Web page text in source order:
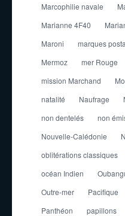
Marcophilie navale
Marianne 4F40
Maroni
marques
Mermoz
mer Rouge
mission Marchand
natalité
Naufrage
non dentelés
non
Nouvelle-Calédonie
oblitérations classiques
océan Indien
Outre-mer
Pacifique
Panthéon
papillons